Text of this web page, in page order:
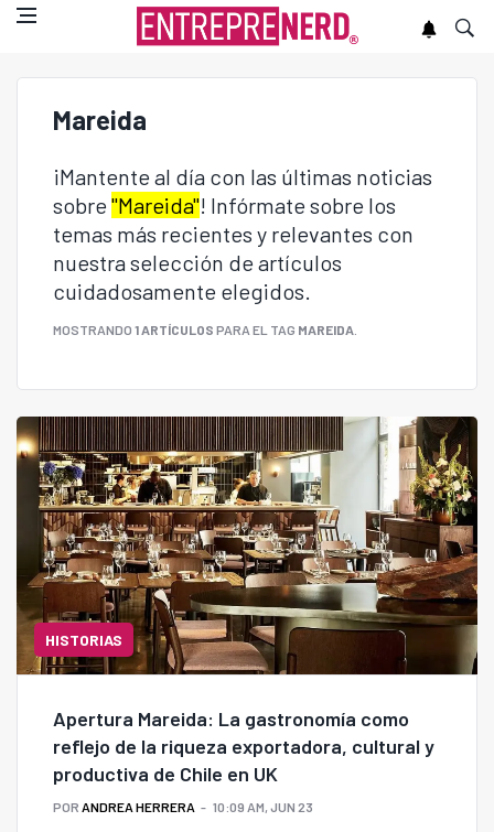
Mareida
¡Mantente al día con las últimas noticias
sobre "Mareida"! Infórmate sobre los
temas más recientes y relevantes con
nuestra selección de artículos
cuidadosamente elegidos.
MOSTRANDO 1 ARTÍCULOS PARA EL TAG MAREIDA
HISTORIAS
Apertura Mareida: La gastronomía como
reflejo de la riqueza exportadora, cultural y
productiva de Chile en UK
POR ANDREA HERRERA 10:09 AM, JUN 23